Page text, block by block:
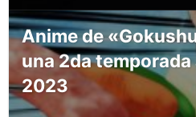
Anime de
una 2da
2023